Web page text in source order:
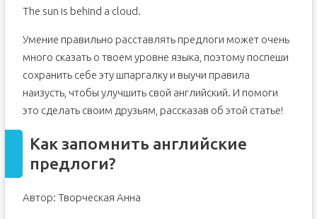
The sun is behind a cloud.
Умение правильно расставлять предлоги может очень
много сказать о твоем уровне языка, поэтому поспеши
сохранить себе эту шпаргалку и выучи правила
наизусть, чтобы улучшить свой английский. И помоги
это сделать своим друзьям, рассказав об этой статье!
Как запомнить английские
предлоги?
Автор: Творческая Анна